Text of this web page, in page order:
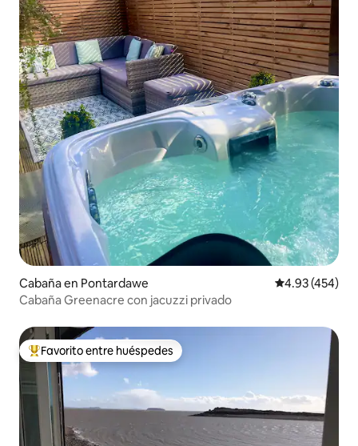
Cabaña en Pontardawe Calificación
4.93 (454)
Cabaña Greenacre con jacuzzi privado
Favorito entre huéspedes preferido
Favorito entre huéspedes